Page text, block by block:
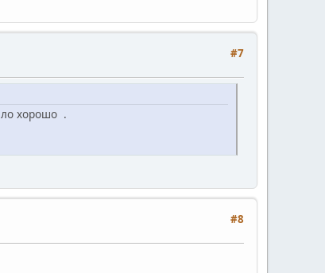
#7
хорошо .
#8